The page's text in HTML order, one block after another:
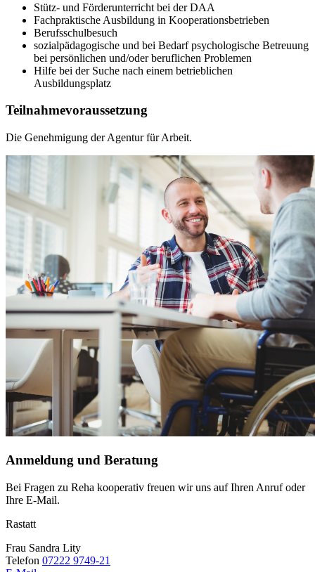
Stütz- und Förderunterricht bei der DAA
Fachpraktische Ausbildung in Kooperationsbetrieben
Berufsschulbesuch
sozialpädagogische und bei Bedarf psychologische Betreuung
bei persönlichen und/oder beruflichen Problemen
Hilfe bei der Suche nach einem betrieblichen
Ausbildungsplatz
Teilnahmevoraussetzung
Die Genehmigung der Agentur für Arbeit.
Anmeldung und Beratung
Bei Fragen zu Reha kooperativ freuen wir uns auf Ihren Anruf oder
Ihre E-Mail.
Rastatt
Frau Sandra Lity
Telefon 07222 9749-21